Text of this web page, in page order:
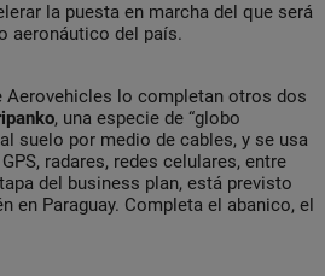
la puesta en marcha del que será
aeronáutico del país.
Aerovehicles lo completan otros dos
, una especie de “globo
suelo por medio de cables, y se usa
radares, redes celulares, entre
del business plan, está previsto
en Paraguay. Completa el abanico, el